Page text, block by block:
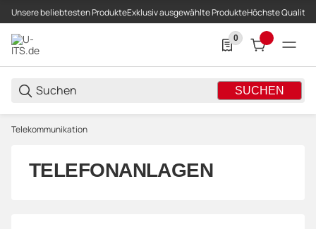
Unsere beliebtesten ProdukteExklusiv ausgewählte ProdukteHöchste Qualität
SUCHEN
0
0 Produkte in der
Telekommunikation
TELEFONANLAGEN